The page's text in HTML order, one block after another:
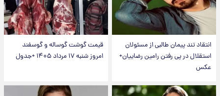
انتقاد تند پیمان طالبی از مسئولان
استقلال در پی رفتن رامین رضاییان+
عکس
قیمت گوشت گوساله و گوسفند
امروز شنبه ۱۷ مرداد ۱۴۰۵ +جدول